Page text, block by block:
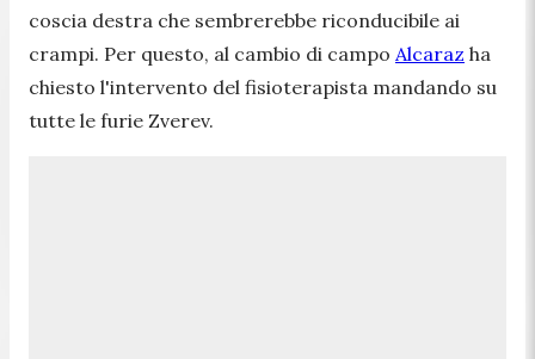
coscia destra che sembrerebbe riconducibile ai
crampi. Per questo, al cambio di campo Alcaraz ha
chiesto l'intervento del fisioterapista mandando su
tutte le furie Zverev.